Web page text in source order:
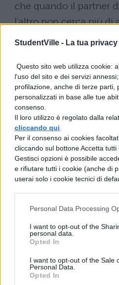
StudentVille - La tua
Questo sito web utilizza cookie:
l'uso del sito e dei servizi
profilazione, anche di terze parti,
personalizzati in base alle tue
consenso.
Il loro utilizzo è regolato dalla
cliccando qui
Per il consenso ai cookies
cliccando sul bottone Accetta
Gestisci opzioni è possibile
e rifiutare tutti i cookie (anche di
userai solo i cookie tecnici di
Personal Data Processing
I want to opt-out of the
personal data.
Opted In
I want to opt-out of the Sale
Personal Data.
Opted In
che quando il partner
l'altro non cerca più di
rimpiazzato il